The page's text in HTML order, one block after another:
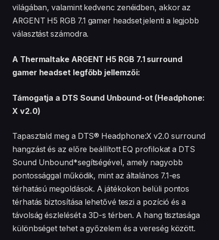
világában, valamint kedvenc zenéidben, akkor az
ARGENT H5 RGB 7.1 gamer headset jelenti a legjobb
választást számodra.
A Thermaltake ARGENT H5 RGB 7.1 surround
gamer headset legfőbb jellemzői:
Támogatja a DTS Sound Unbound-ot (Headphone:
X v2.0)
Tapasztald meg a DTS® Headphone:X v2.0 surround
hangzást és az előre beállított EQ profilokat a DTS
Sound Unbound*segítségével, amely nagyobb
pontossággal működik, mint az általános 7.1-es
térhatású megoldások. A játékokon belüli pontos
térhatás biztosítása lehetővé teszi a pozíció és a
távolság észlelését a 3D-s térben. A hang tisztasága
különbséget tehet a győzelem és a vereség között.